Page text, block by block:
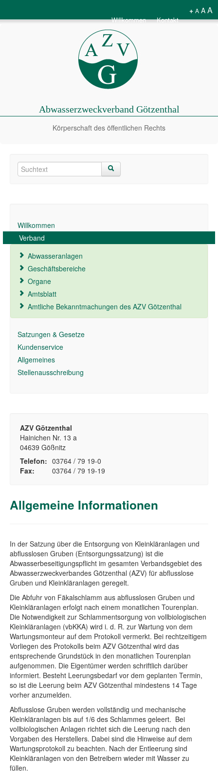
+ A A A
Willkommen Kontakt
Abwasserzweckverband Götzenthal
Körperschaft des öffentlichen Rechts
Willkommen
Verband
Abwasseranlagen
Geschäftsbereiche
Organe
Amtsblatt
Amtliche Bekanntmachungen des AZV Götzenthal
Satzungen & Gesetze
Kundenservice
Allgemeines
Stellenausschreibung
AZV Götzenthal
Hainichen Nr. 13 a
04639 Gößnitz
Telefon:
Fax:
03764 / 79 19-0
03764 / 79 19-19
Allgemeine Informationen
In der Satzung über die Entsorgung von Kleinkläranlagen und
abflusslosen Gruben (Entsorgungssatzung) ist die
Abwasserbeseitigungspflicht im gesamten Verbandsgebiet des
Abwasserzweckverbandes Götzenthal (AZV) für abflusslose
Gruben und Kleinkläranlagen geregelt.
Die Abfuhr von Fäkalschlamm aus abflusslosen Gruben und
Kleinkläranlagen erfolgt nach einem monatlichen Tourenplan.
Die Notwendigkeit zur Schlammentsorgung von vollbiologischen
Kleinkläranlagen (vbKKA) wird i. d. R. zur Wartung von dem
Wartungsmonteur auf dem Protokoll vermerkt. Bei rechtzeitigem
Vorliegen des Protokolls beim AZV Götzenthal wird das
entsprechende Grundstück in den monatlichen Tourenplan
aufgenommen. Die Eigentümer werden schriftlich darüber
informiert. Besteht Leerungsbedarf vor dem geplanten Termin,
so ist die Leerung beim AZV Götzenthal mindestens 14 Tage
vorher anzumelden.
Abflusslose Gruben werden vollständig und mechanische
Kleinkläranlagen bis auf 1/6 des Schlammes geleert. Bei
vollbiologischen Anlagen richtet sich die Leerung nach den
Vorgaben des Herstellers. Dabei sind die Hinweise auf dem
Wartungsprotokoll zu beachten. Nach der Entleerung sind
Kleinkläranlagen von den Betreibern wieder mit Wasser zu
füllen.